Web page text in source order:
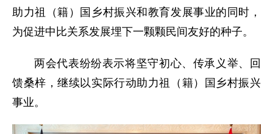
助力祖（籍）国乡村振兴和教育发展事业的同时，
为促进中比关系发展埋下一颗颗民间友好的种子。
两会代表纷纷表示将坚守初心、传承义举、回
馈桑梓，继续以实际行动助力祖（籍）国乡村振兴
事业。